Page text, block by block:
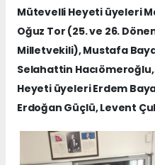
Mütevelli Heyeti üyeleri
Oğuz Tor (25. ve 26.
Milletvekili), Mustafa
Selahattin
Heyeti üyeleri Erdem
Erdoğan Güçlü, Levent